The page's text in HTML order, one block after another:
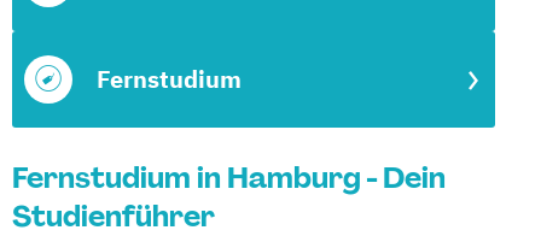
Fernstudium
Fernstudium in Hamburg - Dein
Studienführer